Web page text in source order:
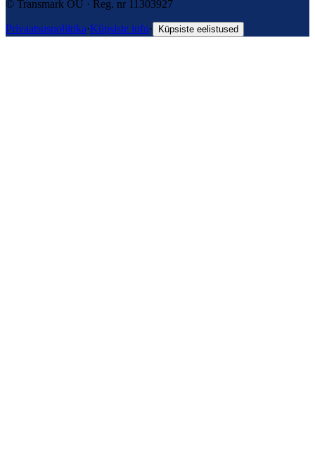
© Transmark OÜ · Reg. nr 11303927
Privaatsuspoliitika·Küpsiste info· Küpsiste eelistused